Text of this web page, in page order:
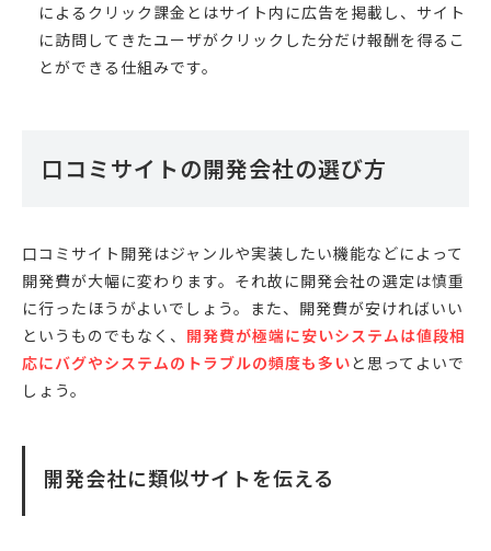
によるクリック課金とはサイト内に広告を掲載し、サイト
に訪問してきたユーザがクリックした分だけ報酬を得るこ
とができる仕組みです。
口コミサイトの開発会社の選び方
口コミサイト開発はジャンルや実装したい機能などによって
開発費が大幅に変わります。それ故に開発会社の選定は慎重
に行ったほうがよいでしょう。また、開発費が安ければいい
というものでもなく、 開発費が極端に安いシステムは値段相
応にバグやシステムのトラブルの頻度も多いと思ってよいで
しょう。
開発会社に類似サイトを伝える